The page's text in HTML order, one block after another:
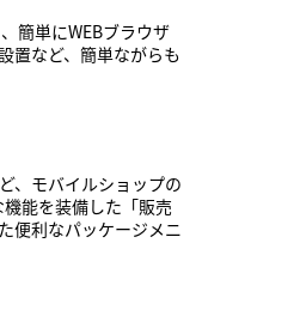
簡単にWEBブラウザ
置など、簡単ながらも
、モバイルショップの
能を装備した「販売
便利なパッケージメニ